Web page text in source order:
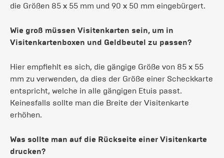
die Größen 85 x 55 mm und 90 x 50 mm eingebürgert.
Wie groß müssen Visitenkarten sein, um in
Visitenkartenboxen und Geldbeutel zu passen?
Hier empfiehlt es sich, die gängige Größe von 85 x 55
mm zu verwenden, da dies der Größe einer Scheckkarte
entspricht, welche in alle gängigen Etuis passt.
Keinesfalls sollte man die Breite der Visitenkarte
erhöhen.
Was sollte man auf die Rückseite einer Visitenkarte
drucken?